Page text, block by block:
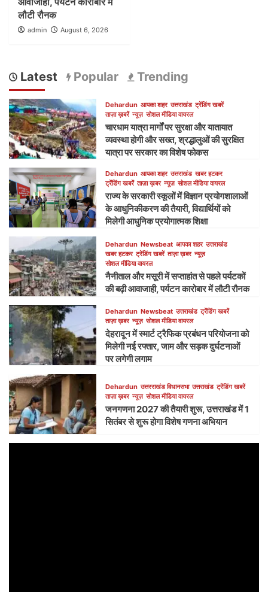
लौटी रौनक
admin August 6, 2026
Latest Popular Trending
Dehardun आपका शहर उत्तराखंड ट्रेंडिंग खबरें
ताज़ा ख़बरें न्यूज़ सोशल मीडिया वायरल
चारधाम यात्रा मार्गों पर सुरक्षा और यातायात
व्यवस्था होगी और सख्त, श्रद्धालुओं की सुरक्षित
यात्रा पर सरकार का विशेष फोकस
Dehardun आपका शहर उत्तराखंड खबर हटकर
ट्रेंडिंग खबरें ताज़ा ख़बर न्यूज़ सोशल मीडिया वायरल
राज्य के सरकारी स्कूलों में विज्ञान प्रयोगशालाओं
के आधुनिकीकरण की तैयारी, विद्यार्थियों को
मिलेगी आधुनिक प्रयोगात्मक शिक्षा
Dehardun Newsbeat आपका शहर उत्तराखंड
खबर हटकर ट्रेंडिंग खबरें ताज़ा ख़बर न्यूज़
सोशल मीडिया वायरल
नैनीताल और मसूरी में सप्ताहांत से पहले पर्यटकों
की बढ़ी आवाजाही, पर्यटन कारोबार में लौटी रौनक
Dehardun Newsbeat उत्तराखंड ट्रेंडिंग खबरें
ताज़ा ख़बर न्यूज़ सोशल मीडिया वायरल
देहरादून में स्मार्ट ट्रैफिक प्रबंधन परियोजना को
मिलेगी नई रफ्तार, जाम और सड़क दुर्घटनाओं
पर लगेगी लगाम
Dehardun उत्तरराखंड विधानसभा उत्तराखंड ट्रेंडिंग खबरें
ताज़ा ख़बर न्यूज़ सोशल मीडिया वायरल
जनगणना 2027 की तैयारी शुरू, उत्तराखंड में 1
सितंबर से शुरू होगा विशेष गणना अभियान